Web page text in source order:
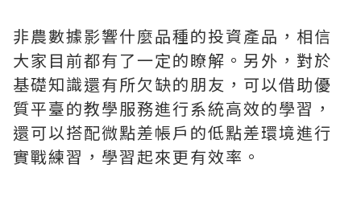
非農數據影響什麼品種的投資產品，相信
大家目前都有了一定的瞭解。另外，對於
基礎知識還有所欠缺的朋友，可以借助優
質平臺的教學服務進行系統高效的學習，
還可以搭配微點差帳戶的低點差環境進行
實戰練習，學習起來更有效率。